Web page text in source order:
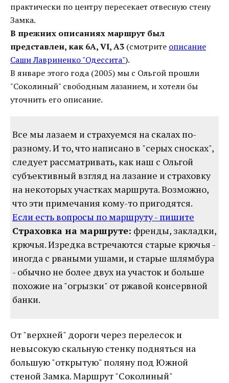
практически по центру пересекает отвесную стену
Замка.
В прежних описаниях маршрут был
представлен, как 6A, VI, A3 (смотрите описание
Саши Лавриненко "Одессита").
В январе этого года (2005) мы с Ольгой прошли
"Соколиный" свободным лазанием, и хотели бы
уточнить его описание.
Все мы лазаем и страхуемся на скалах по-
разному. И то, что написано в "серых сносках",
следует рассматривать, как наш с Ольгой
субъективный взгляд на лазание и страховку
на некоторых участках маршрута. Возможно,
что эти примечания кому-то пригодятся.
Если есть вопросы по маршруту - пишите
Страховка на маршруте: френды, закладки,
крючья. Изредка встречаются старые крючья -
иногда с рваными ушами, и старые шлямбура
- обычно не более двух на участок и больше
похожие на "огрызки" от ржавой консервной
банки.
От "верхней" дороги через перелесок и
невысокую скальную стенку подняться на
большую "открытую" поляну под Южной
стеной Замка. Маршрут "Соколиный"